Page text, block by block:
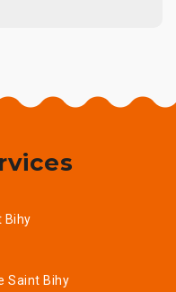
Bihy
Saint Bihy